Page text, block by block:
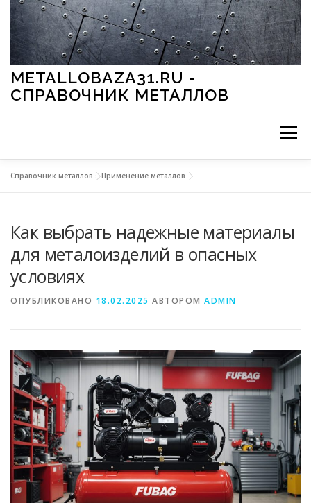
Перейти к содержимому
METALLOBAZA31.RU -
СПРАВОЧНИК МЕТАЛЛОВ
Меню
МЕТАЛЛЫ И ОКРУЖАЮЩАЯ СРЕДА
СТАТЬИ
Справочник металлов »Применение металлов
Как выбрать надежные материалы
для металоизделий в опасных
условиях
ОПУБЛИКОВАНО 18.02.2025 АВТОРОМ ADMIN